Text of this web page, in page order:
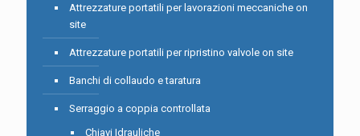
Attrezzature portatili per lavorazioni meccaniche on
site
Attrezzature portatili per ripristino valvole on site
Banchi di collaudo e taratura
Serraggio a coppia controllata
Chiavi Idrauliche